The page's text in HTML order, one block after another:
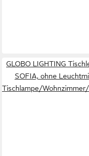
GLOBO LIGHTING
SOFIA, ohne
Tischlampe/